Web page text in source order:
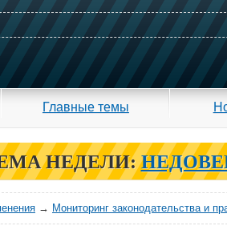
Главные темы
НЕДЕЛИ:
→ Мониторинг законодательства и